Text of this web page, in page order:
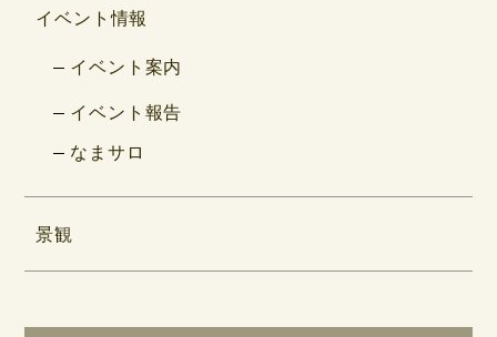
イベント情報
イベント案内
イベント報告
なまサロ
景観